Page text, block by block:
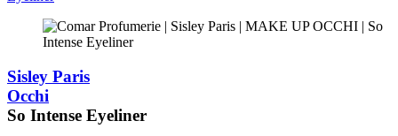
Sisley Paris
Occhi
So Intense Eyeliner